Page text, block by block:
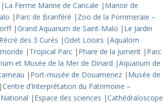
| La Ferme Marine de Cancale | Manoir de
| Parc de Branféré | Zoo de la Pommeraie –
|Grand Aquarium de Saint-Malo | Le Jardin
des 3 Curés |Odet Loisirs |Aqualorn
| Tropical Parc | Phare de la Jument | Parc
et Musée de la Mer de Dinard |Aquarium de
| Port-musée de Douarnenez | Musée de
|Centre d’Interprétation du Patrimoine –
| Espace des sciences |Cathédraloscope